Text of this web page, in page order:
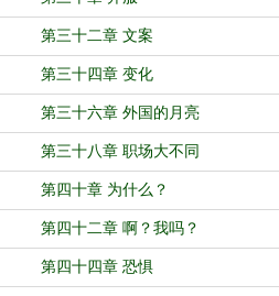
第三十二章 文案
第三十四章 变化
第三十六章 外国的月亮
第三十八章 职场大不同
第四十章 为什么？
第四十二章 啊？我吗？
第四十四章 恐惧